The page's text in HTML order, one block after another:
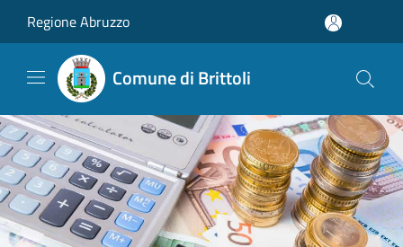
Regione Abruzzo
Comune di Brittoli